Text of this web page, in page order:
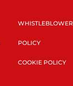
WHISTLEBLOWER
POLICY
COOKIE POLICY